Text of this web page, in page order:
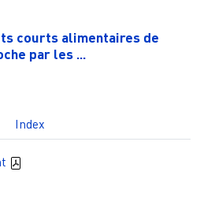
courts alimentaires de
par les ...
Index